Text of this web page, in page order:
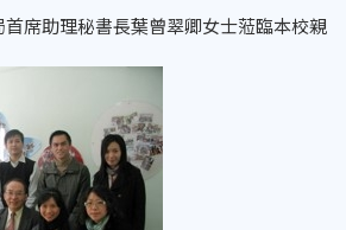
席助理秘書長葉曾翠卿女士蒞臨本校親